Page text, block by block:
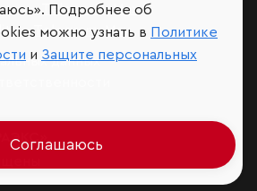
– Telegram,Max
–Telegram,Max
данных
Подробнее об
можно узнать в Политике
и Защите персональных
Соглашаюсь